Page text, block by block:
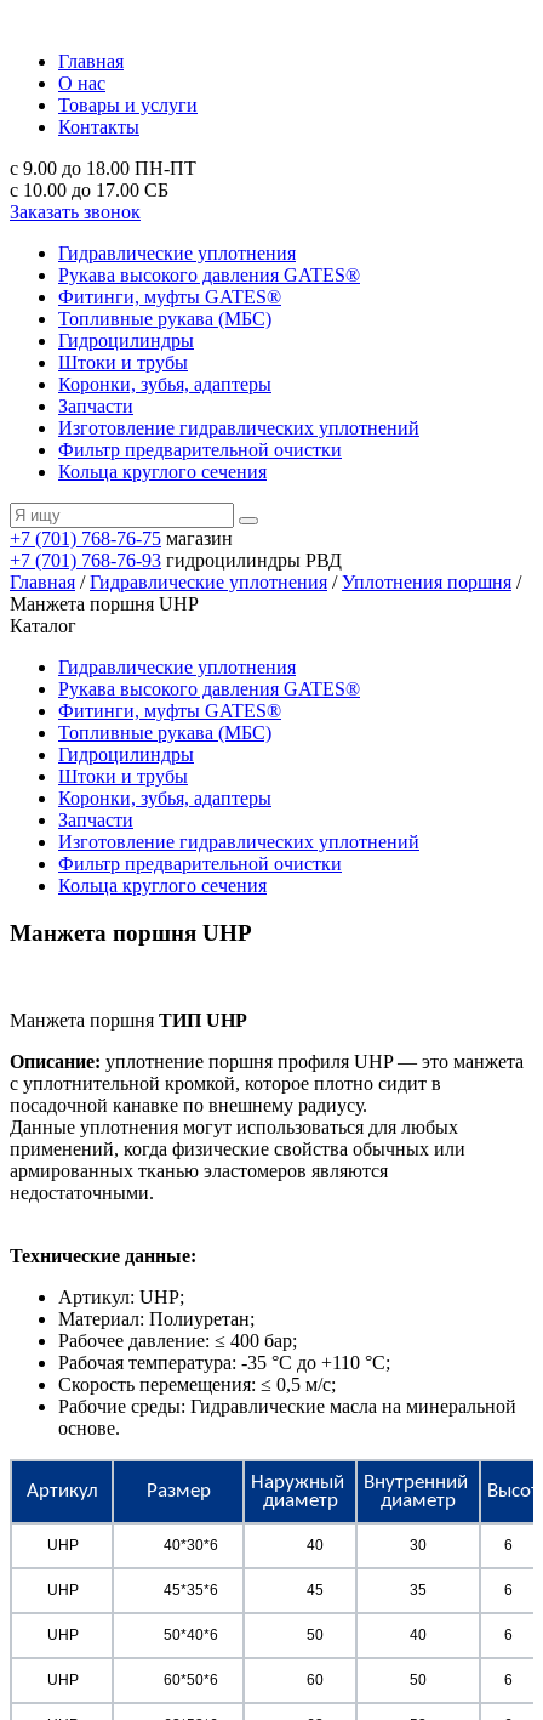
Главная
О нас
Товары и услуги
Контакты
с 9.00 до 18.00 ПН-ПТ
с 10.00 до 17.00 СБ
Заказать звонок
Гидравлические уплотнения
Рукава высокого давления GATES®
Фитинги, муфты GATES®
Топливные рукава (МБС)
Гидроцилиндры
Штоки и трубы
Коронки, зубья, адаптеры
Запчасти
Изготовление гидравлических уплотнений
Фильтр предварительной очистки
Кольца круглого сечения
+7 (701) 768-76-75 магазин
+7 (701) 768-76-93 гидроцилиндры РВД
Главная /Гидравлические уплотнения /Уплотнения поршня /
Манжета поршня UHP
Каталог
Гидравлические уплотнения
Рукава высокого давления GATES®
Фитинги, муфты GATES®
Топливные рукава (МБС)
Гидроцилиндры
Штоки и трубы
Коронки, зубья, адаптеры
Запчасти
Изготовление гидравлических уплотнений
Фильтр предварительной очистки
Кольца круглого сечения
Манжета поршня UHP
Манжета поршня ТИП UHP
Описание: уплотнение поршня профиля UHP — это манжета
с уплотнительной кромкой, которое плотно сидит в
посадочной канавке по внешнему радиусу.
Данные уплотнения могут использоваться для любых
применений, когда физические свойства обычных или
армированных тканью эластомеров являются
недостаточными.
Технические данные:
Артикул: UHP;
Материал: Полиуретан;
Рабочее давление: ≤ 400 бар;
Рабочая температура: -35 °C до +110 °C;
Скорость перемещения: ≤ 0,5 м/с;
Рабочие среды: Гидравлические масла на минеральной
основе.
Артикул Размер
Наружный
диаметр
Внутренний
диаметр
	40
30
	45
35
	50
40
	60
50